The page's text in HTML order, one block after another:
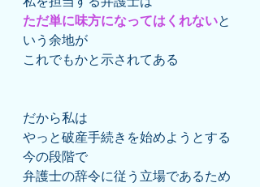
ただ単に味方になってはくれないと
いう余地が
これでもかと示されてある
だから私は
やっと破産手続きを始めようとする
今の段階で
弁護士の辞令に従う立場であるため